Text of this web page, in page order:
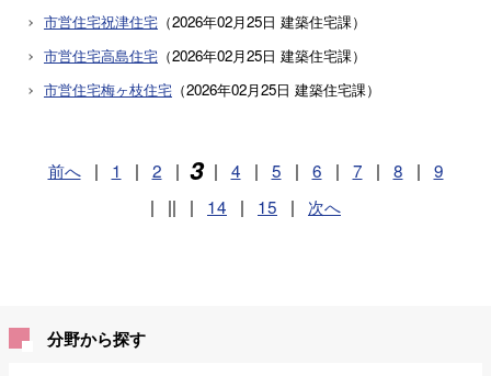
市営住宅祝津住宅 （2026年02月25日 建築住宅課）
市営住宅高島住宅 （2026年02月25日 建築住宅課）
市営住宅梅ヶ枝住宅 （2026年02月25日 建築住宅課）
前へ | 1 | 2 | 3 | 4 | 5 | 6 | 7 | 8 | 9
|
|| | 14 | 15 | 次へ
分野から探す